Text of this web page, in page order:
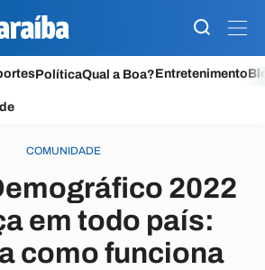
PolíticaQual a Boa?Entretenimento
COMUNIDADE
2022
em todo país:
como funciona